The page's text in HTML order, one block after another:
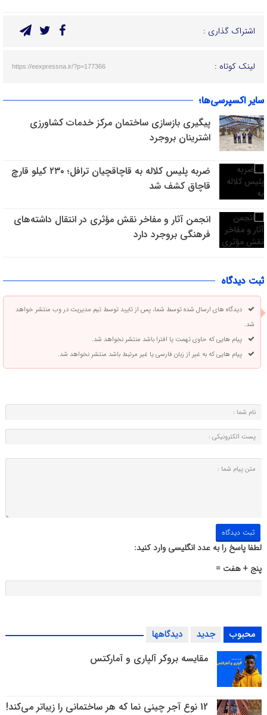
اشتراک گذاری :
لینک کوتاه : https://eexpressna.ir/?p=177366
سایر اکسپرسی‌ها؛
پیگیری بازسازی ساختمان مرکز خدمات کشاورزی
اشترینان بروجرد
ضربه پلیس کلاله به قاچاقچیان ترافل؛ ۲۳۰ کیلو قارچ
قاچاق کشف شد
انجمن آثار و مفاخر نقش مؤثری در انتقال داشته‌های
فرهنگی بروجرد دارد
ثبت دیدگاه
دیدگاه های ارسال شده توسط شما، پس از تایید توسط تیم مدیریت در وب منتشر خواهد
شد.
پیام هایی که حاوی تهمت یا افترا باشد منتشر نخواهد شد.
پیام هایی که به غیر از زبان فارسی یا غیر مرتبط باشد منتشر نخواهد شد.
لطفا پاسخ را به عدد انگلیسی وارد کنید:
پنج + هفت =
محبوب جدید دیدگاهها
مقایسه بروکر آلپاری و آمارکتس
12 نوع آجر چینی نما که هر ساختمانی را زیباتر می‌کند!